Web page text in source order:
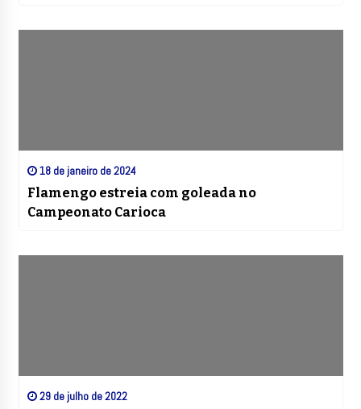
18 de janeiro de 2024
Flamengo estreia com goleada no
Campeonato Carioca
29 de julho de 2022